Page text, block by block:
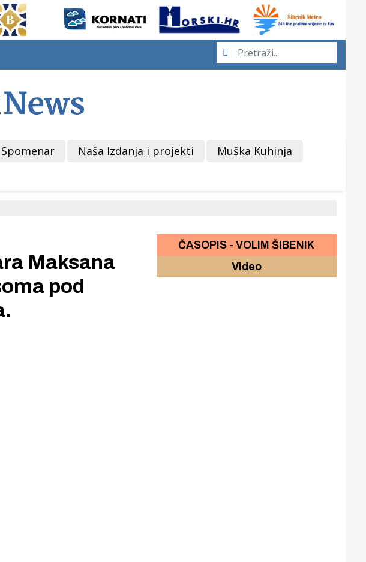
Spomenar Naša Izdanja i projekti
Muška Kuhinja
Maksana
pod
ČASOPIS - VOLIM ŠIBENIK
Video